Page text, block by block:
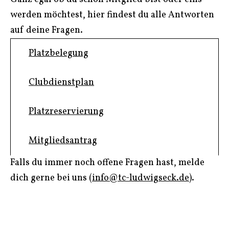
werden möchtest, hier findest du alle Antworten
auf deine Fragen.
Platzbelegung
Clubdienstplan
Platzreservierung
Mitgliedsantrag
Falls du immer noch offene Fragen hast, melde
dich gerne bei uns (info@tc-ludwigseck.de).